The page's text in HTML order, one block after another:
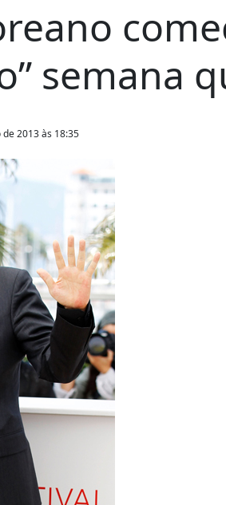
semana
2013 às 18:35